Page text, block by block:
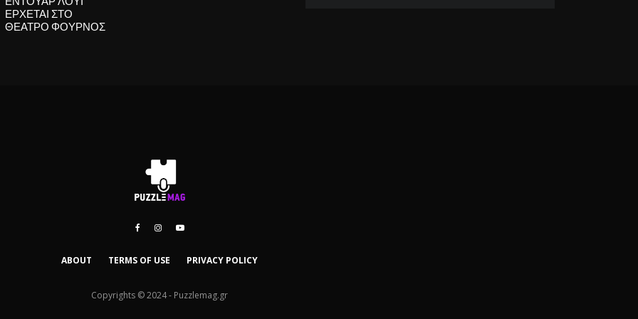
ΕΡΧΕΤΑΙ ΣΤΟ
ΘΕΑΤΡΟ ΦΟΥΡΝΟΣ
ABOUT TERMS OF USE PRIVACY POLICY
Copyrights © 2024 - Puzzlemag.gr